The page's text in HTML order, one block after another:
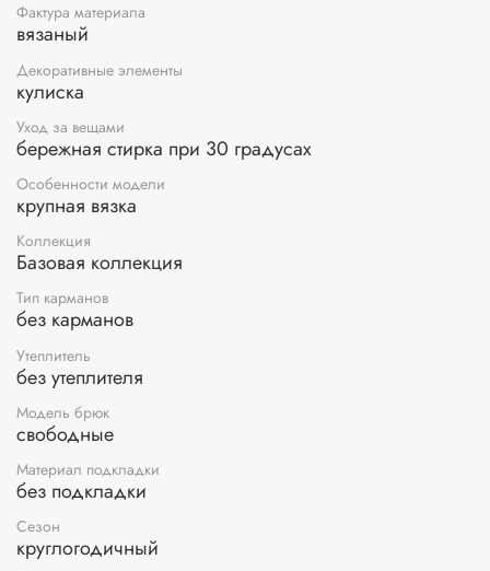
Фактура материала
вязаный
Декоративные элементы
кулиска
Уход за вещами
бережная стирка при 30 градусах
Особенности модели
крупная вязка
Коллекция
Базовая коллекция
Тип карманов
без карманов
Утеплитель
без утеплителя
Модель брюк
свободные
Материал подкладки
без подкладки
Сезон
круглогодичный